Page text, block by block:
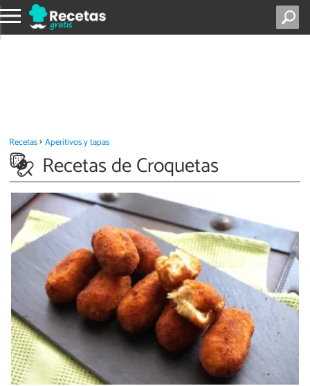
Recetas Aperitivos y tapas
Recetas de Croquetas